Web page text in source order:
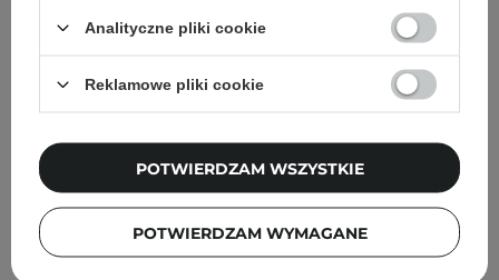
PROMOCJA
Medicube - PDRN
Booster Gel - Żelowy
REVCELL - Vita Collagen
Full Face Lifting Up Mask
Analityczne pliki cookie
Reklamowe pliki cookie
POTWIERDZAM WYMAGANE
POTWIERDZAM WSZYSTKIE